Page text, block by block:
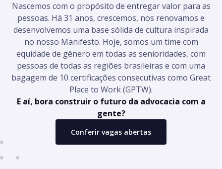
Nascemos com o propósito de entregar valor para as
pessoas. Há 31 anos, crescemos, nos renovamos e
desenvolvemos uma base sólida de cultura inspirada
no nosso Manifesto. Hoje, somos um time com
equidade de gênero em todas as senioridades, com
pessoas de todas as regiões brasileiras e com uma
bagagem de 10 certificações consecutivas como Great
Place to Work (GPTW).
E aí, bora construir o futuro da advocacia com a
gente?
Conferir vagas abertas